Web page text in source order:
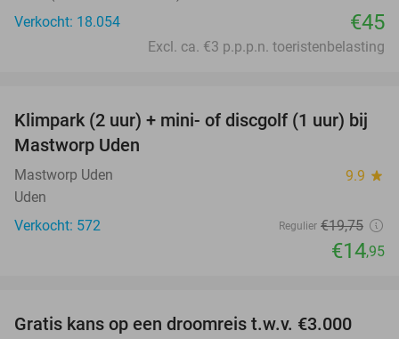
Verkocht: 18.054
€45
Excl. ca. €3 p.p.p.n. toeristenbelasting
24%
Klimpark (2 uur) + mini- of discgolf (1 uur) bij
Mastworp Uden
Mastworp Uden 9.9 star
Uden
Verkocht: 572
Regulier €19,75
€14,95
Gratis kans op een droomreis t.w.v. €3.000